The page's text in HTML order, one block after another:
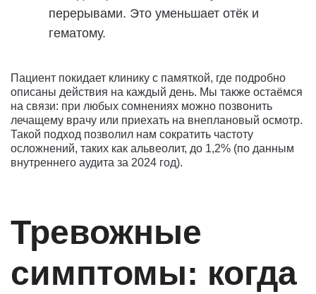
перерывами. Это уменьшает отёк и
гематому.
Пациент покидает клинику с памяткой, где подробно
описаны действия на каждый день. Мы также остаёмся
на связи: при любых сомнениях можно позвонить
лечащему врачу или приехать на внеплановый осмотр.
Такой подход позволил нам сократить частоту
осложнений, таких как альвеолит, до 1,2% (по данным
внутреннего аудита за 2024 год).
Тревожные
симптомы: когда